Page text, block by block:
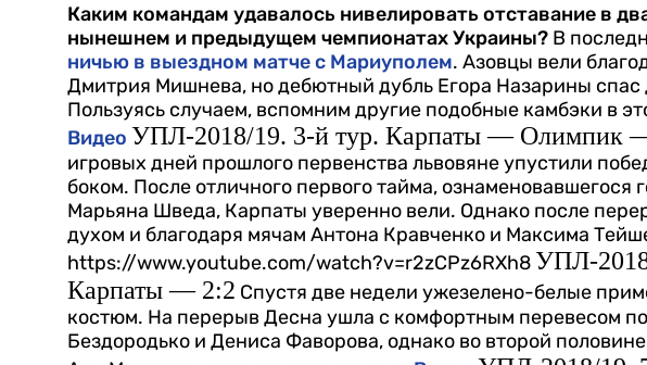
Каким командам удавалось нивелировать отставание в
нынешнем и предыдущем чемпионатах Украины? В
ничью в выездном матче с Мариуполем. Азовцы вели
Дмитрия Мишнева, но дебютный дубль Егора Назарины спас
Пользуясь случаем, вспомним другие подобные камбэки в
Видео УПЛ-2018/19. 3-й тур. Карпаты — Олимпик
игровых дней прошлого первенства львовяне упустили
боком. После отличного первого тайма,
Марьяна Шведа, Карпаты уверенно вели. Однако после
духом и благодаря мячам Антона Кравченко и Максима
https://www.youtube.com/watch?v=r2zCPz6RXh8УПЛ-
Карпаты — 2:2 Спустя две недели ужезелено-белые
костюм. На перерыв Десна ушла с комфортным перевесом
Бездородько и Дениса Фаворова, однако во второй